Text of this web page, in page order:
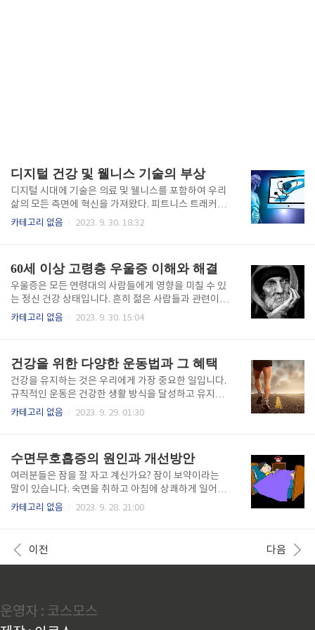
디지털 건강 및 웰니스 기술의 부상
디지털 시대에 기술은 의료 및 웰니스를 포함하여 우리
삶의 모든 측면에 혁신을 가져왔다. 피트니스 트래커에
서 원격 의료 앱에 이르기까지 디지털 헬스 및 웰니스
요 트렌드와 혁신을 다루면서 디지털 헬스 및 웰니스 기
술이 우리 삶에 미치는 영향에 대해 탐구할 것입니다. 1.
개인의 역량 강화 1-1)정보를 통해 환자에게 힘을 실어
주기 디지털 건강 기술의 가장 중요한 장점 중 하나는
개인이 건강을 관리할 수 있도록 권한을 부여하는 능력
다. 이 데이터는..
카테고리 없음 2023. 9. 30. 18:32
60세 이상 고령층 우울증 이해와 해결
우울증은 모든 연령대의 사람들에게 영향을 미칠 수 있
는 정신 건강 상태입니다. 흔히 젊은 사람들과 관련이
있지만 우울증이 노인들 특히 60세 이상의 노인들에게
들의 우울증은 복잡한 문제이지만 올바른 지식과 지원
이 있다면 효과적으로 해결할 수 있습니다. 첫 번째 : 노
인 우울증의 독특한 도전과제 인식 a) 고립과 외로움 노
인들은 은퇴하거나 친구와 사랑하는 사람을 잃거나 신
체적인 한계를 경험하면서 고립과 외로움에 직면할 수
동에 참여하고 지원 단체..
카테고리 없음 2023. 9. 30. 15:04
건강을 위한 다양한 운동법과 그 혜택
건강을 유지하는 것은 우리에게 가장 중요한 일입니다.
규칙적인 운동은 건강한 생활 방식을 달성하고 유지하
는 데 중추적인 역할을 합니다. 그러나 많은 운동 요법
러분이 전환을 원하는 피트니스 마니아이든 피트니스
여행을 시작하는 초보자이든 여러분의 목표와 선호에
가장 좋은 운동 루틴에 대한 정보에 입각한 결정을 내리
는 데 도움이 될 것입니다. 첫 번째 : 심혈관 운동 심혈관
운동은 종종 심장 건강과 전반적인 지구력 향상을 목표
달리기, 자전거 타기, 수영, 그리고 춤과 같은 활동들을
포함합니다. 여기..
카테고리 없음 2023. 9. 29. 01:30
수면무호흡증의 원인과 개선방안
여러분들은 잠을 잘 자고 계신가요? 잠이 보약이라는
말이 있습니다. 숙면을 취하고 아침에 상쾌하게 일어나
는 사람들도 있지만 문제는 반대인 경우입니다. 수면무
고 이것이 회복되지 못하면 결국 심장에 상당한 무리를
주게 됩니다. 무호흡증은 전 세계적으로 수백만 명의 사
중요하지만, 수면 무호흡의 원인과 잠재적인 개선 방법
을 이해하는 것은 더 나은 수면과 전반적인 건강을 위한
카테고리 없음 2023. 9. 28. 21:00
이전 다음
운영자 : 코스모스